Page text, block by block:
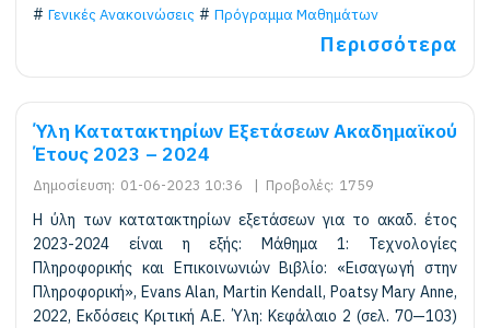
Γενικές Ανακοινώσεις
Πρόγραμμα Μαθημάτων
Περισσότερα
Ύλη Κατατακτηρίων Εξετάσεων Ακαδημαϊκού
Έτους 2023 – 2024
Δημοσίευση: 01-06-2023 10:36 | Προβολές: 1759
Η ύλη των κατατακτηρίων εξετάσεων για το ακαδ. έτος
2023-2024 είναι η εξής: Μάθημα 1: Τεχνολογίες
Πληροφορικής και Επικοινωνιών Βιβλίο: «Εισαγωγή στην
Πληροφορική», Evans Alan, Martin Kendall, Poatsy Mary Anne,
2022, Εκδόσεις Κριτική Α.Ε. Ύλη: Κεφάλαιο 2 (σελ. 70—103)